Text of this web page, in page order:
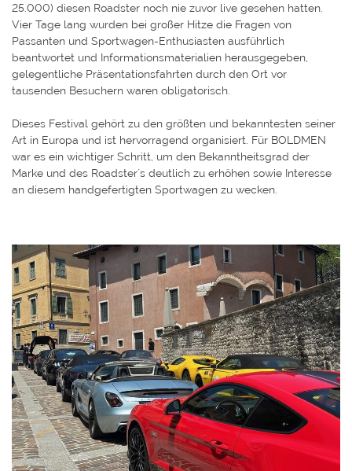
25.000) diesen Roadster noch nie zuvor live gesehen hatten.
Vier Tage lang wurden bei großer Hitze die Fragen von
Passanten und Sportwagen-Enthusiasten ausführlich
beantwortet und Informationsmaterialien herausgegeben,
gelegentliche Präsentationsfahrten durch den Ort vor
tausenden Besuchern waren obligatorisch.
Dieses Festival gehört zu den größten und bekanntesten seiner
Art in Europa und ist hervorragend organisiert. Für BOLDMEN
war es ein wichtiger Schritt, um den Bekanntheitsgrad der
Marke und des Roadster´s deutlich zu erhöhen sowie Interesse
an diesem handgefertigten Sportwagen zu wecken.